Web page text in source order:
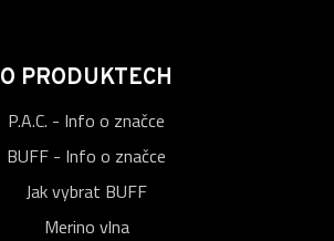
O PRODUKTECH
P.A.C. - Info o značce
BUFF - Info o značce
Jak vybrat BUFF
Merino vlna